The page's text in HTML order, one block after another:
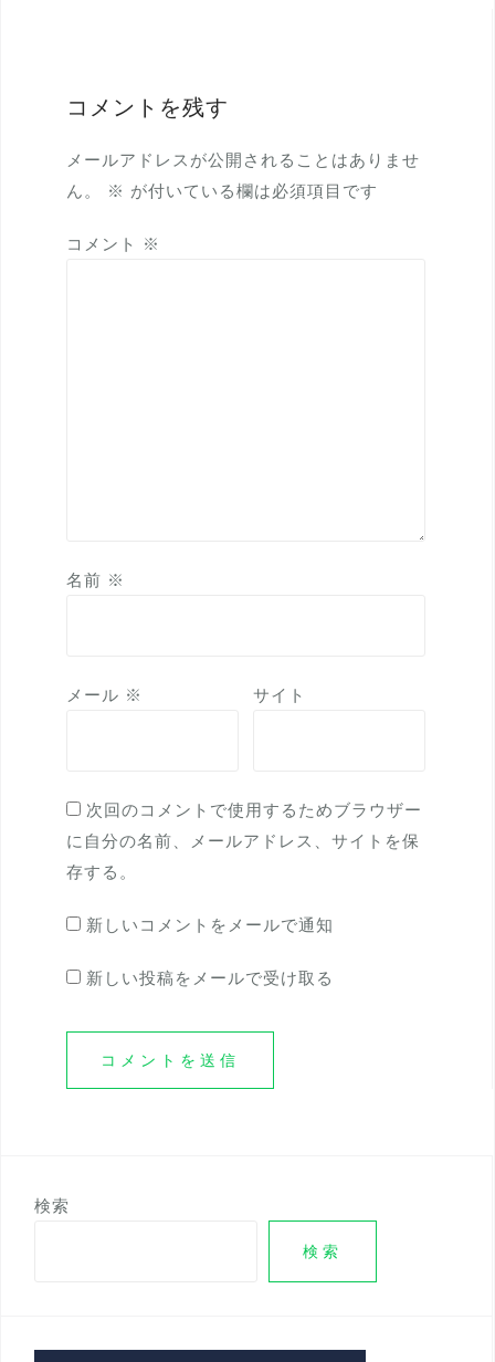
コメントを残す
メールアドレスが公開されることはありませ
ん。
※ が付いている欄は必須項目です
コメント ※
名前 ※
メール ※ サイト
次回のコメントで使用するためブラウザー
に自分の名前、メールアドレス、サイトを保
存する。
新しいコメントをメールで通知
新しい投稿をメールで受け取る
検索
検索